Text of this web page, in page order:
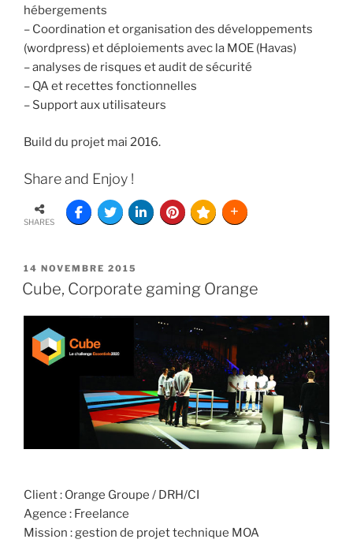
hébergements
– Coordination et organisation des développements
(wordpress) et déploiements avec la MOE (Havas)
– analyses de risques et audit de sécurité
– QA et recettes fonctionnelles
– Support aux utilisateurs
Build du projet mai 2016.
Share and Enjoy !
SHARES
14 NOVEMBRE 2015
Cube, Corporate gaming Orange
Client : Orange Groupe / DRH/CI
Agence : Freelance
Mission : gestion de projet technique MOA